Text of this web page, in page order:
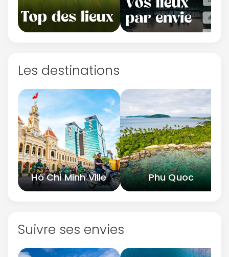
Les destinations
Hô Chi Minh Ville Phu Quoc
Suivre ses envies